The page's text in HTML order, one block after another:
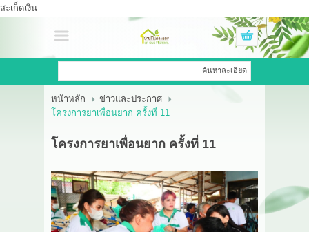
สะเก็ดเงิน
เข้าสู่ระบบ สมัครสมาชิก
สินค้าที่สนใจ( 0 )
หน้าหลัก
OEM HUB
ค้นหาละเอียด
หน้าหลัก
ข่าวและประกาศ
โครงการยาเพื่อนยาก ครั้งที่ 11
โครงการยาเพื่อนยาก ครั้งที่ 11